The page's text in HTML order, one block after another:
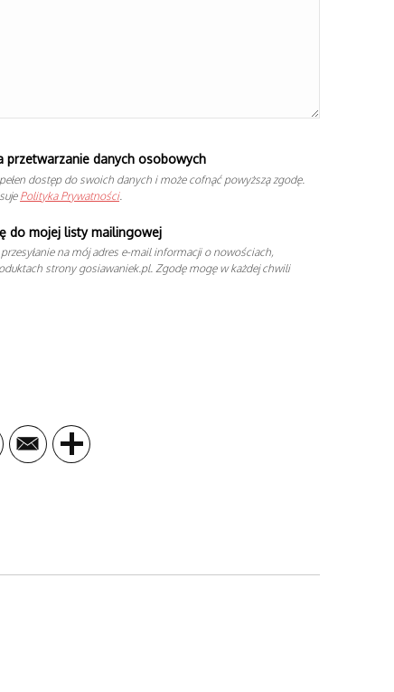
przetwarzanie danych osobowych
dostęp do swoich danych i może cofnąć powyższą zgodę.
Polityka Prywatności.
do mojej listy mailingowej
na mój adres e-mail informacji o nowościach,
strony gosiawaniek.pl. Zgodę mogę w każdej chwili